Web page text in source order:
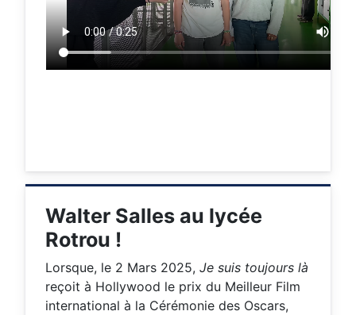
Walter Salles au lycée
Rotrou !
Lorsque, le 2 Mars 2025, Je suis toujours là
reçoit à Hollywood le prix du Meilleur Film
international à la Cérémonie des Oscars,